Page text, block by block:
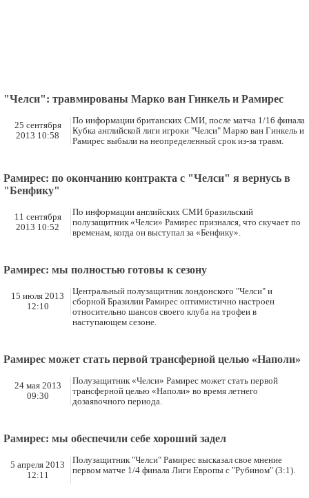
"Челси": травмированы Марко ван Гинкель и Рамирес
25 сентября
2013 10:58
По информации британских СМИ, после матча 1/16 финала
Кубка английской лиги игроки "Челси" Марко ван Гинкель и
Рамирес выбыли на неопределенный срок из-за травм.
Рамирес: по окончанию контракта с "Челси" я вернусь в
"Бенфику"
11 сентября
2013 10:52
По информации английских СМИ бразильский
полузащитник «Челси» Рамирес признался, что скучает по
временам, когда он выступал за «Бенфику».
Рамирес: мы полностью готовы к сезону
15 июля 2013
12:10
Центральный полузащитник лондонского "Челси" и
сборной Бразилии Рамирес оптимистично настроен
относительно шансов своего клуба на трофеи в
наступающем сезоне.
Рамирес может стать первой трансферной целью «Наполи»
24 мая 2013
09:30
Полузащитник «Челси» Рамирес может стать первой
трансферной целью «Наполи» во время летнего
дозаявочного периода.
Рамирес: мы обеспечили себе хороший задел
5 апреля 2013
12:11
Полузащитник "Челси" Рамирес высказал свое мнение
первом матче 1/4 финала Лиги Европы с "Рубином" (3:1).